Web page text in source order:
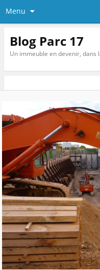
Menu
Blog Parc 17
Un immeuble en devenir, dans